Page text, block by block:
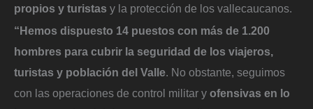
propios y turistas y la protección de los vallecaucanos.
“Hemos dispuesto 14 puestos con más de 1.200
hombres para cubrir la seguridad de los viajeros,
turistas y población del Valle. No obstante, seguimos
con las operaciones de control militar y ofensivas en lo